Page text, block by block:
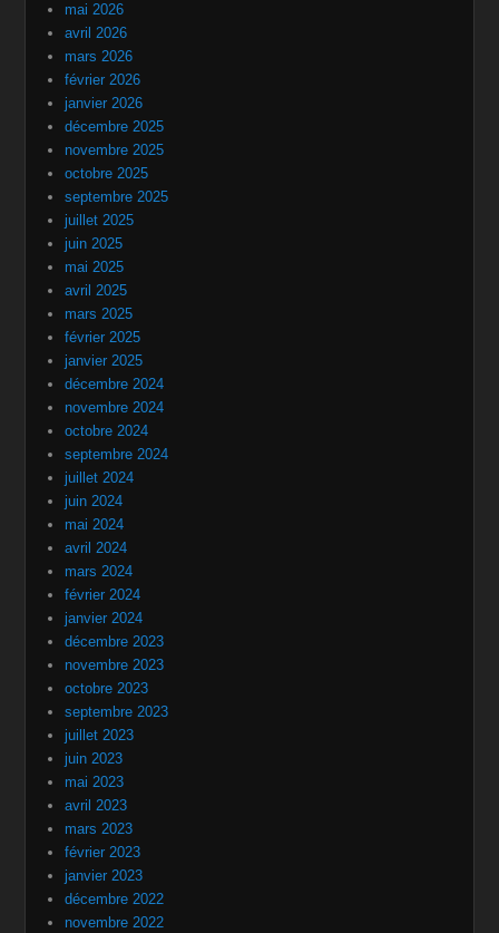
mai 2026
avril 2026
mars 2026
février 2026
janvier 2026
décembre 2025
novembre 2025
octobre 2025
septembre 2025
juillet 2025
juin 2025
mai 2025
avril 2025
mars 2025
février 2025
janvier 2025
décembre 2024
novembre 2024
octobre 2024
septembre 2024
juillet 2024
juin 2024
mai 2024
avril 2024
mars 2024
février 2024
janvier 2024
décembre 2023
novembre 2023
octobre 2023
septembre 2023
juillet 2023
juin 2023
mai 2023
avril 2023
mars 2023
février 2023
janvier 2023
décembre 2022
novembre 2022